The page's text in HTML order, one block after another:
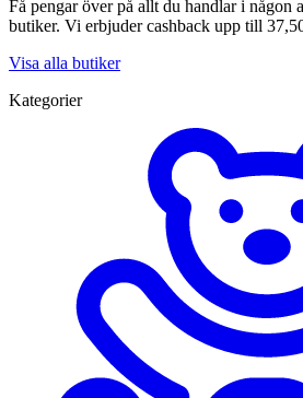
Få pengar över på allt du handlar i någon
butiker. Vi erbjuder cashback upp till
Visa alla butiker
Kategorier